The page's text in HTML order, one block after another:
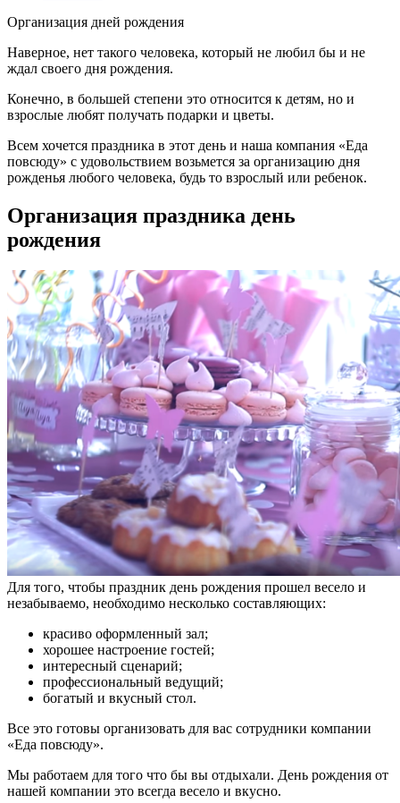
Организация дней рождения
Наверное, нет такого человека, который не любил бы и не
ждал своего дня рождения.
Конечно, в большей степени это относится к детям, но и
взрослые любят получать подарки и цветы.
Всем хочется праздника в этот день и наша компания «Еда
повсюду» с удовольствием возьмется за организацию дня
рожденья любого человека, будь то взрослый или ребенок.
Организация праздника день
рождения
Для того, чтобы праздник день рождения прошел весело и
незабываемо, необходимо несколько составляющих:
красиво оформленный зал;
хорошее настроение гостей;
интересный сценарий;
профессиональный ведущий;
богатый и вкусный стол.
Все это готовы организовать для вас сотрудники компании
«Еда повсюду».
Мы работаем для того что бы вы отдыхали. День рождения от
нашей компании это всегда весело и вкусно.